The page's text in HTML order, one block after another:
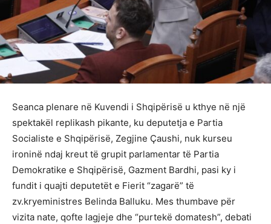
Seanca plenare në Kuvendi i Shqipërisë u kthye në një
spektakël replikash pikante, ku deputetja e Partia
Socialiste e Shqipërisë, Zegjine Çaushi, nuk kurseu
ironinë ndaj kreut të grupit parlamentar të Partia
Demokratike e Shqipërisë, Gazment Bardhi, pasi ky i
fundit i quajti deputetët e Fierit “zagarë” të
zv.kryeministres Belinda Balluku. Mes thumbave për
vizita nate, qofte lagjeje dhe “purtekë domatesh”, debati